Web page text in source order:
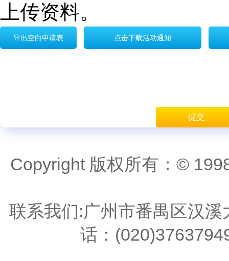
上传资料。
导出空白申请表 点击下载活动通知
提交
Copyright 版权所有：©
联系我们:广州市番禺区汉
话：